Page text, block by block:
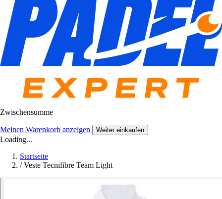
Zwischensumme
Meinen Warenkorb anzeigen Weiter einkaufen
Loading...
Startseite
/ Veste Tecnifibre Team Light